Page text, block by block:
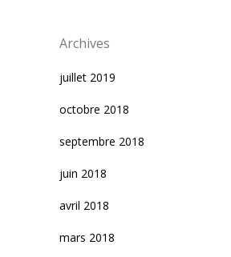
Archives
juillet 2019
octobre 2018
septembre 2018
juin 2018
avril 2018
mars 2018